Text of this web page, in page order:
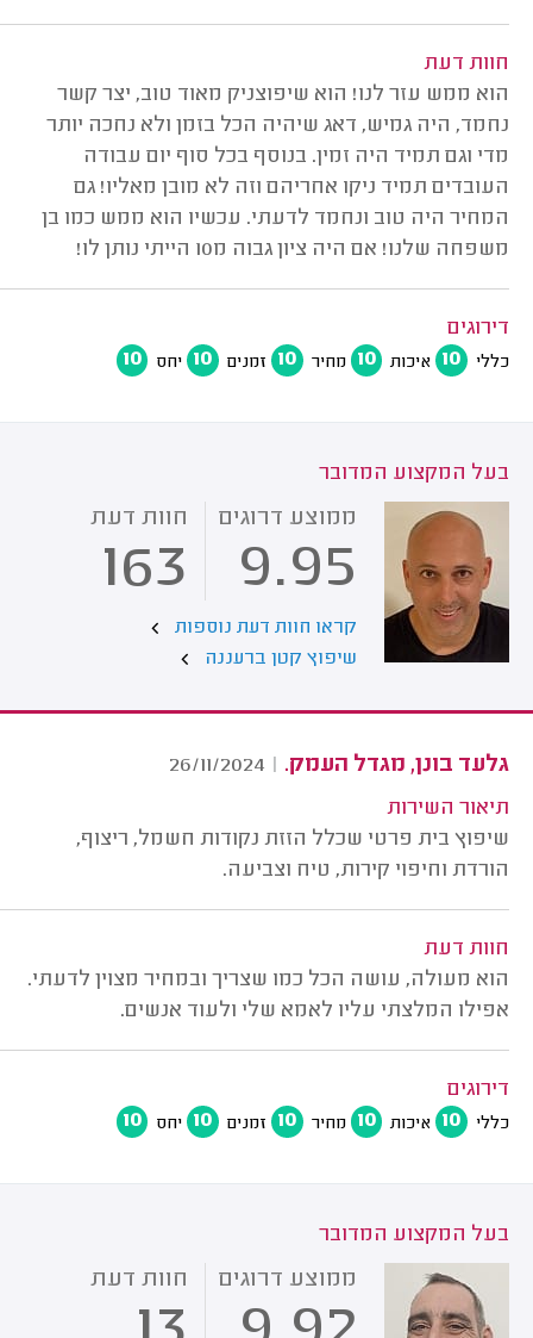
חוות דעת
הוא ממש עזר לנו! הוא שיפוצניק מאוד טוב, יצר קשר
נחמד, היה גמיש, דאג שיהיה הכל בזמן ולא נחכה יותר
מדי וגם תמיד היה זמין. בנוסף בכל סוף יום עבודה
העובדים תמיד ניקו אחריהם וזה לא מובן מאליו! גם
המחיר היה טוב ונחמד לדעתי. עכשיו הוא ממש כמו בן
משפחה שלנו! אם היה ציון גבוה מ10 הייתי נותן לו!
דירוגים
כללי 10 איכות 10 מחיר 10 זמנים 10 יחס 10
בעל המקצוע המדובר
ממוצע דרוגים
9.95
חוות דעת
163
קראו חוות דעת נוספות
שיפוץ קטן ברעננה
גלעד בונן, מגדל העמק. |
26/11/2024
תיאור השירות
שיפוץ בית פרטי שכלל הזזת נקודות חשמל, ריצוף,
הורדת וחיפוי קירות, טיח וצביעה.
חוות דעת
הוא מעולה, עושה הכל כמו שצריך ובמחיר מצוין לדעתי.
אפילו המלצתי עליו לאמא שלי ולעוד אנשים.
דירוגים
כללי 10 איכות 10 מחיר 10 זמנים 10 יחס 10
בעל המקצוע המדובר
ממוצע דרוגים חוות דעת